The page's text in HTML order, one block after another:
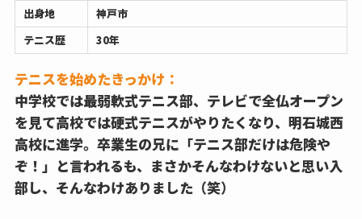
出身地
神戸市
テニス歴
30年
テニスを始めたきっかけ：
中学校では最弱軟式テニス部、テレビで全仏オープン
を見て高校では硬式テニスがやりたくなり、明石城西
高校に進学。卒業生の兄に「テニス部だけは危険や
ぞ！」と言われるも、まさかそんなわけないと思い入
部し、そんなわけありました（笑）